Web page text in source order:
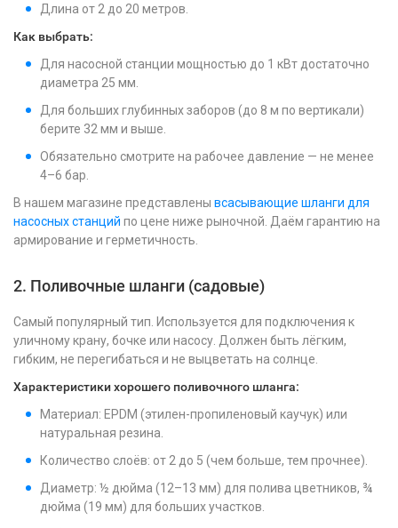
Длина от 2 до 20 метров.
Как выбрать:
Для насосной станции мощностью до 1 кВт достаточно
диаметра 25 мм.
Для больших глубинных заборов (до 8 м по вертикали)
берите 32 мм и выше.
Обязательно смотрите на рабочее давление — не менее
4–6 бар.
В нашем магазине представлены всасывающие шланги для
насосных станций по цене ниже рыночной. Даём гарантию на
армирование и герметичность.
2. Поливочные шланги (садовые)
Самый популярный тип. Используется для подключения к
уличному крану, бочке или насосу. Должен быть лёгким,
гибким, не перегибаться и не выцветать на солнце.
Характеристики хорошего поливочного шланга:
Материал: EPDM (этилен-пропиленовый каучук) или
натуральная резина.
Количество слоёв: от 2 до 5 (чем больше, тем прочнее).
Диаметр: ½ дюйма (12–13 мм) для полива цветников, ¾
дюйма (19 мм) для больших участков.